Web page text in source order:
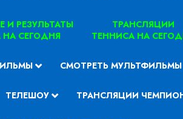
И РЕЗУЛЬТАТЫ
НА СЕГОДНЯ
ТРАНСЛЯЦИИ
ТЕННИСА НА
СМОТРЕТЬ МУЛЬТФИЛЬМЫ
ТЕЛЕШОУ ТРАНСЛЯЦИИ